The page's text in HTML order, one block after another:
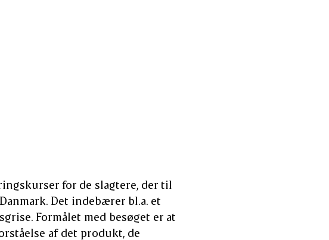
for de slagtere, der til
Det indebærer bl.a. et
Formålet med besøget er at
af det produkt, de